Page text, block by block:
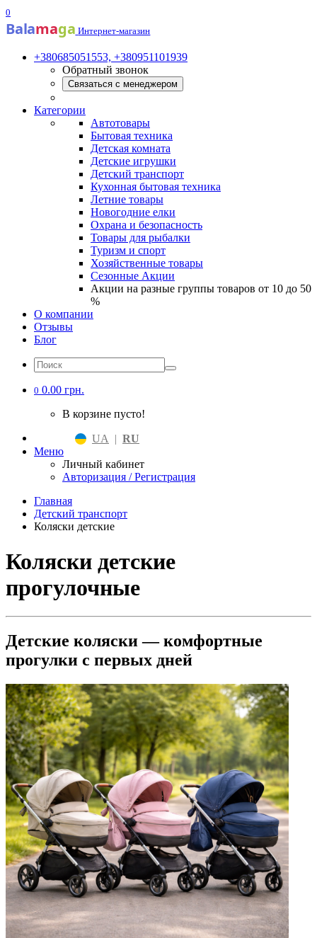
0
Balamaga Интернет-магазин
+380685051553, +380951101939
Обратный звонок
Связаться с менеджером
Категории
Автотовары
Бытовая техника
Детская комната
Детские игрушки
Детский транспорт
Кухонная бытовая техника
Летние товары
Новогодние елки
Охрана и безопасность
Товары для рыбалки
Туризм и спорт
Хозяйственные товары
Сезонные Акции
Акции на разные группы товаров от 10 до 50
%
О компании
Отзывы
Блог
0 0.00 грн.
В корзине пусто!
UA | RU
Меню
Личный кабинет
Авторизация / Регистрация
Главная
Детский транспорт
Коляски детские
Коляски детские
прогулочные
Детские коляски — комфортные
прогулки с первых дней